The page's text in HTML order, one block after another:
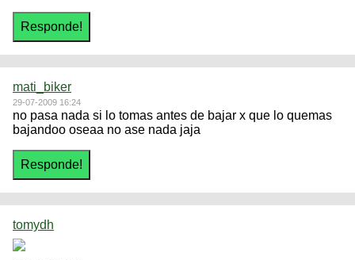
mati_biker
29-07-2009 16:24
no pasa nada si lo tomas antes de bajar x que lo quemas
bajandoo oseaa no ase nada jaja
tomydh